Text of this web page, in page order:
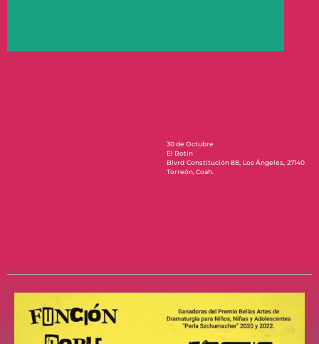
30 de Octubre
El Botín
Blvrd Constitución 88, Los Ángeles, 27140
Torreón, Coah.